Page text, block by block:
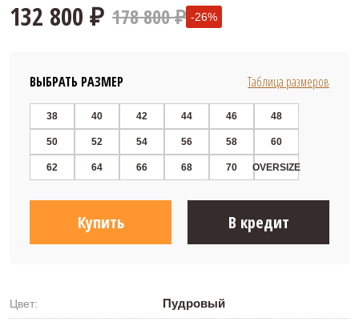
132 800 ₽
178 800 ₽ -26%
ВЫБРАТЬ РАЗМЕР Таблица размеров
38 40 42 44 46 48
50 52 54 56 58 60
62 64 66 68 70 OVERSIZE
Купить В кредит
Цвет: Пудровый